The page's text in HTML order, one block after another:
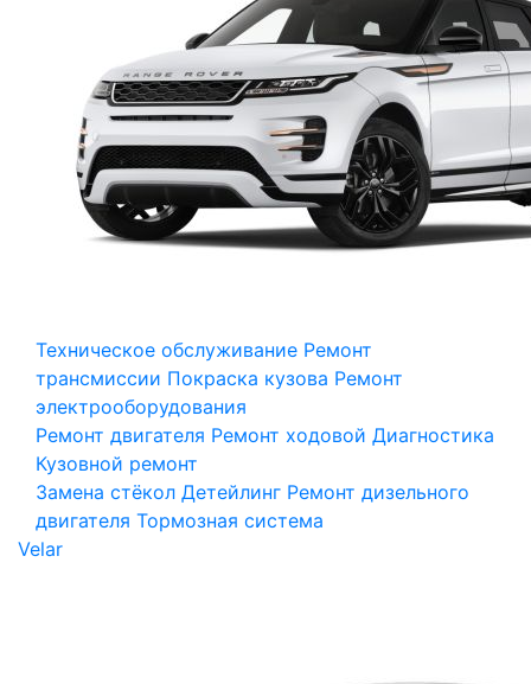
Техническое обслуживание Ремонт
трансмиссии Покраска кузова Ремонт
электрооборудования
Ремонт двигателя Ремонт ходовой Диагностика
Кузовной ремонт
Замена стёкол Детейлинг Ремонт дизельного
двигателя Тормозная система
Velar